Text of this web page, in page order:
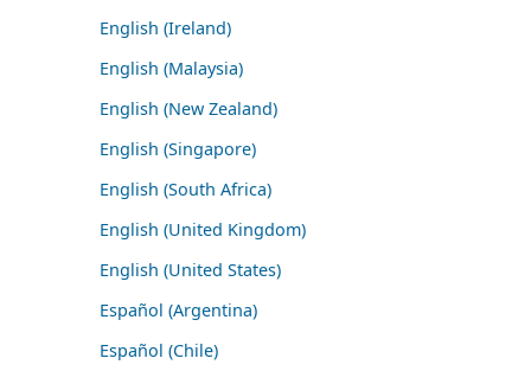
English (Ireland)
English (Malaysia)
English (New Zealand)
English (Singapore)
English (South Africa)
English (United Kingdom)
English (United States)
Español (Argentina)
Español (Chile)